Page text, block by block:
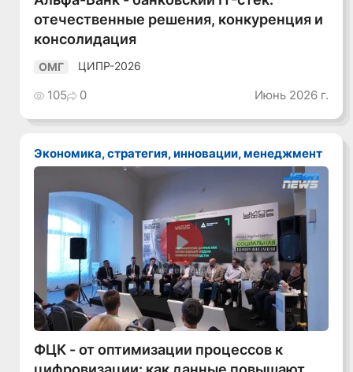
отечественные решения, конкуренция и
консолидация
ОМГ ЦИПР-2026
105 0 Июнь 2026 г.
Экономика, стратегия, инновации, менеджмент
Смотреть видео
ФЦК - от оптимизации процессов к
цифровизации: как данные повышают